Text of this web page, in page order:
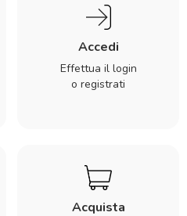
Accedi
Effettua il login
o registrati
Acquista